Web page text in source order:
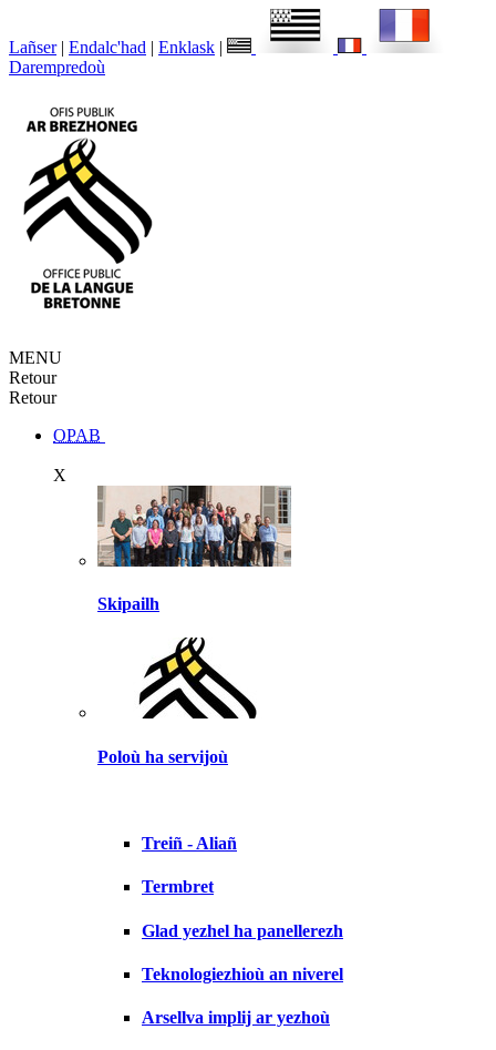
Lañser | Endalc'had | Enklask |
Darempredoù
MENU
Retour
Retour
OPAB
X
Skipailh
Poloù ha servijoù
Treiñ - Aliañ
Termbret
Glad yezhel ha panellerezh
Teknologiezhioù an niverel
Arsellva implij ar yezhoù